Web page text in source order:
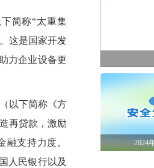
简称“太重集
这是国家开发
力企业设备更
以下简称《方
再贷款，激励
支持力度。
人民银行以及
2024